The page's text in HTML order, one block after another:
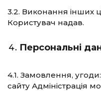
3.2. Виконання інших
Користувач надав.
Персональні
4.1. Замовлення,
сайту Адміністрація